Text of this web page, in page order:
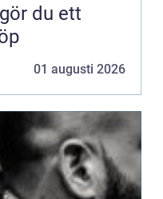
01 augusti 2026